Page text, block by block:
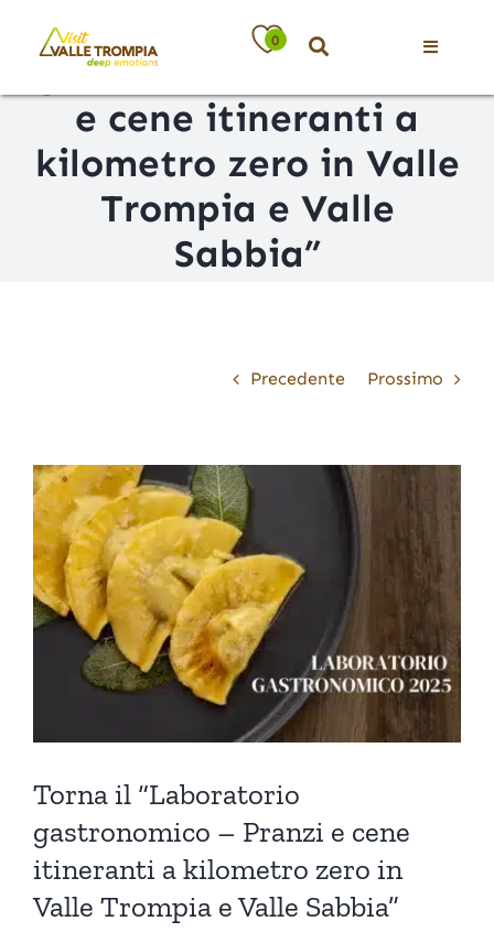
contenuto
0
Toggle
Territorio
Ospitalità
Torna il “Laboratorio
gastronomico – Pranzi
e cene itineranti a
kilometro zero in Valle
Trompia e Valle
Sabbia”
Precedente Prossimo
Ingrandisci
immagine
Torna il “Laboratorio
gastronomico – Pranzi e cene
itineranti a kilometro zero in
Valle Trompia e Valle Sabbia”